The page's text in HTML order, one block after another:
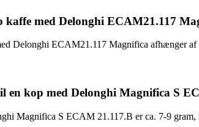
med Delonghi ECAM21.117
Delonghi ECAM21.117 Magnifica afhænger
en kop med Delonghi Magnifica S
Magnifica S ECAM 21.117.B er ca. 7-9 gram,